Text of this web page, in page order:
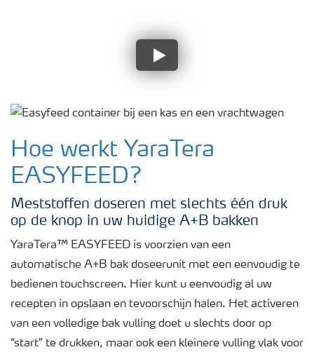
YaraTera EASYFEED
Hoe werkt YaraTera
EASYFEED?
Meststoffen doseren met slechts één druk
op de knop in uw huidige A+B bakken
YaraTera™ EASYFEED is voorzien van een
automatische A+B bak doseerunit met een eenvoudig te
bedienen touchscreen. Hier kunt u eenvoudig al uw
recepten in opslaan en tevoorschijn halen. Het activeren
van een volledige bak vulling doet u slechts door op
“start” te drukken, maar ook een kleinere vulling vlak voor